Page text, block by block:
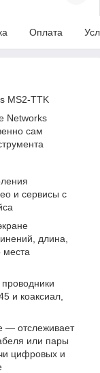
Оплата
MS2-TTK
Networks
сам
и сервисы с
длина,
места
и коаксиал,
— отслеживает
или пары
цифровых и